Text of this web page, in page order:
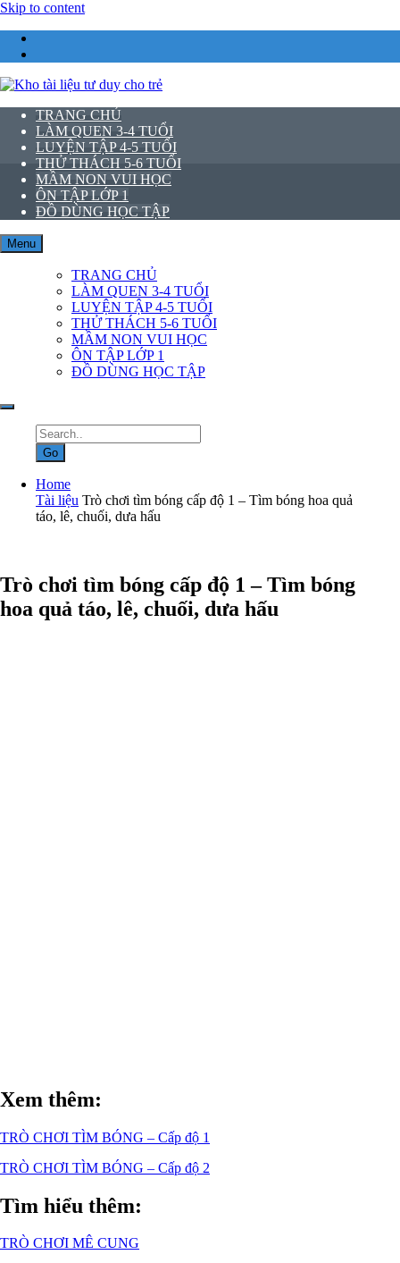
Skip to content
Kho tài liệu tư duy cho trẻ
TRANG CHỦ
LÀM QUEN 3-4 TUỔI
LUYỆN TẬP 4-5 TUỔI
THỬ THÁCH 5-6 TUỔI
MẦM NON VUI HỌC
ÔN TẬP LỚP 1
ĐỒ DÙNG HỌC TẬP
Menu
TRANG CHỦ
LÀM QUEN 3-4 TUỔI
LUYỆN TẬP 4-5 TUỔI
THỬ THÁCH 5-6 TUỔI
MẦM NON VUI HỌC
ÔN TẬP LỚP 1
ĐỒ DÙNG HỌC TẬP
Home
Tài liệu Trò chơi tìm bóng cấp độ 1 – Tìm bóng hoa quả
táo, lê, chuối, dưa hấu
Trò chơi tìm bóng cấp độ 1 – Tìm bóng
hoa quả táo, lê, chuối, dưa hấu
Xem thêm:
TRÒ CHƠI TÌM BÓNG – Cấp độ 1
TRÒ CHƠI TÌM BÓNG – Cấp độ 2
Tìm hiểu thêm:
TRÒ CHƠI MÊ CUNG